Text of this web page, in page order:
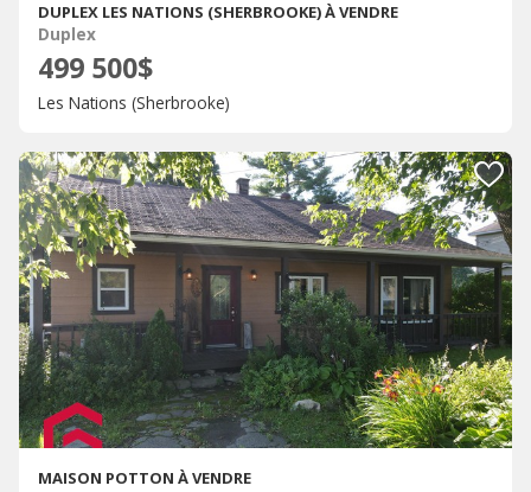
DUPLEX LES NATIONS (SHERBROOKE) À VENDRE
Duplex
499 500$
Les Nations (Sherbrooke)
MAISON POTTON À VENDRE